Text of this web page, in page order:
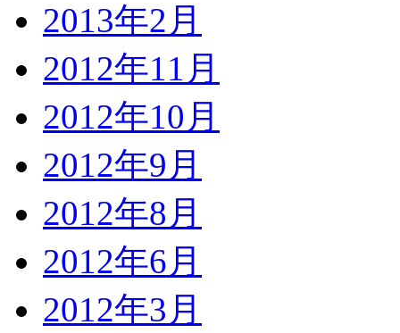
2013年2月
2012年11月
2012年10月
2012年9月
2012年8月
2012年6月
2012年3月